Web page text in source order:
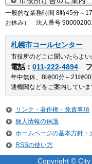
一般的な業務時間 8時45分～
お休み） 法人番号
札幌市コールセンター
市役所のどこに聞いたらよ
電話： 011-222-4894
年中無休、8時00分～21時
通機関などをご案内していま
リンク・著作権・免責事項
個人情報の保護
ホームページの基本方針・
RSSの使い方
Copyright © City